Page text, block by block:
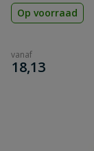
Op voorraad
vanaf
€
18,13